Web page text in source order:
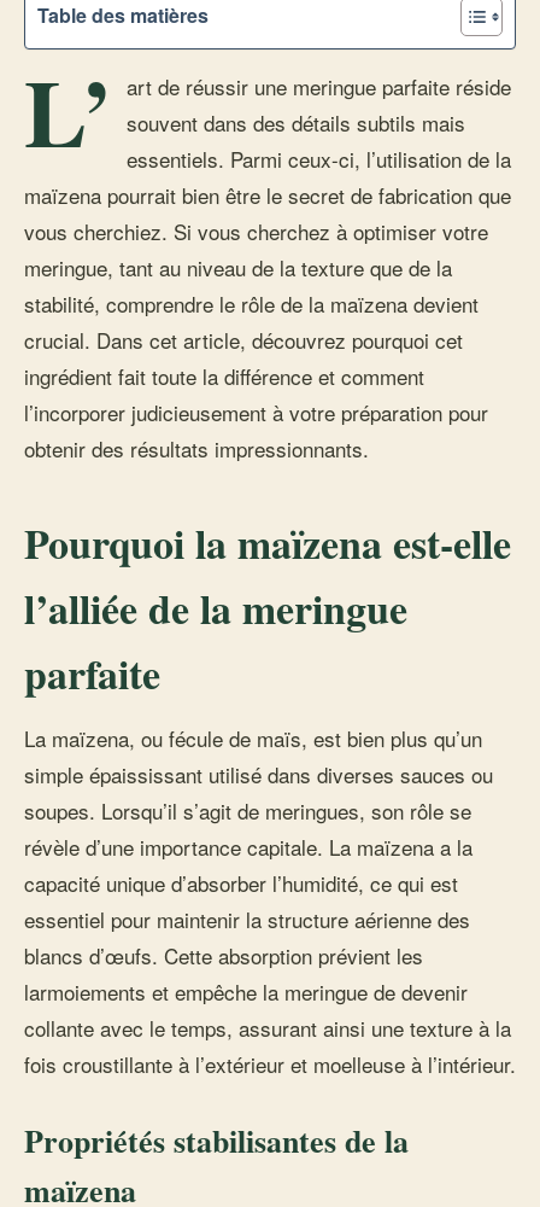
Table des matières
L’
art de réussir une meringue parfaite réside
souvent dans des détails subtils mais
essentiels. Parmi ceux-ci, l’utilisation de la
maïzena pourrait bien être le secret de fabrication que
vous cherchiez. Si vous cherchez à optimiser votre
meringue, tant au niveau de la texture que de la
stabilité, comprendre le rôle de la maïzena devient
crucial. Dans cet article, découvrez pourquoi cet
ingrédient fait toute la différence et comment
l’incorporer judicieusement à votre préparation pour
obtenir des résultats impressionnants.
Pourquoi la maïzena est-elle
l’alliée de la meringue
parfaite
La maïzena, ou fécule de maïs, est bien plus qu’un
simple épaississant utilisé dans diverses sauces ou
soupes. Lorsqu’il s’agit de meringues, son rôle se
révèle d’une importance capitale. La maïzena a la
capacité unique d’absorber l’humidité, ce qui est
essentiel pour maintenir la structure aérienne des
blancs d’œufs. Cette absorption prévient les
larmoiements et empêche la meringue de devenir
collante avec le temps, assurant ainsi une texture à la
fois croustillante à l’extérieur et moelleuse à l’intérieur.
Propriétés stabilisantes de la
maïzena